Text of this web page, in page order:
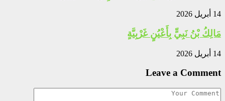
14 أبريل 2026
مَالِكُ بْنُ نَبِيٍّ بِأَعْيُنٍ غَرْبِيَّةٍ
14 أبريل 2026
Leave a Comment